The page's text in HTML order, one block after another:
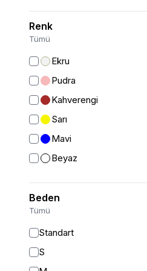
Pantolon
Etek
Trençkot
Hırka
Yelek
Ceket
Renk
Tümü
Ekru
Pudra
Kahverengi
Sarı
Mavi
Beyaz
Beden
Tümü
Standart
S